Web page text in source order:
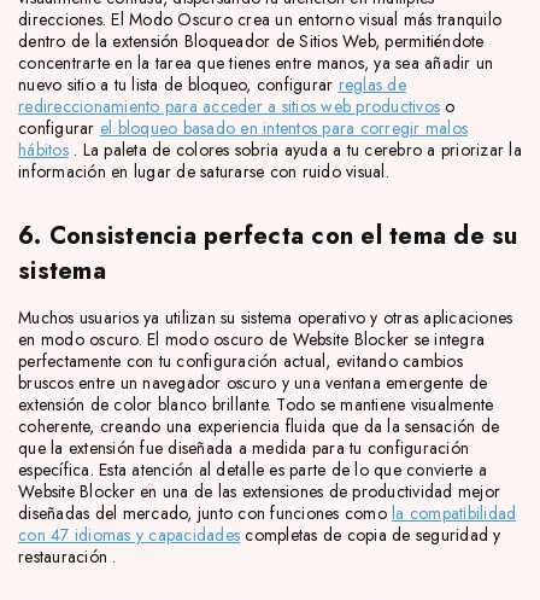
direcciones. El Modo Oscuro crea un entorno visual más tranquilo
dentro de la extensión Bloqueador de Sitios Web, permitiéndote
concentrarte en la tarea que tienes entre manos, ya sea añadir un
nuevo sitio a tu lista de bloqueo, configurar reglas de
redireccionamiento para acceder a sitios web productivos o
configurar el bloqueo basado en intentos para corregir malos
hábitos. La paleta de colores sobria ayuda a tu cerebro a priorizar la
información en lugar de saturarse con ruido visual.
6. Consistencia perfecta con el tema de su
sistema
Muchos usuarios ya utilizan su sistema operativo y otras aplicaciones
en modo oscuro. El modo oscuro de Website Blocker se integra
perfectamente con tu configuración actual, evitando cambios
bruscos entre un navegador oscuro y una ventana emergente de
extensión de color blanco brillante. Todo se mantiene visualmente
coherente, creando una experiencia fluida que da la sensación de
que la extensión fue diseñada a medida para tu configuración
específica. Esta atención al detalle es parte de lo que convierte a
Website Blocker en una de las extensiones de productividad mejor
diseñadas del mercado, junto con funciones como la compatibilidad
con 47 idiomas ycapacidades completas de copia de seguridad y
restauración .